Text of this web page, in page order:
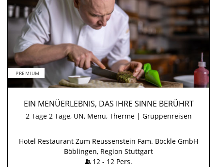
PREMIUM
EIN MENÜERLEBNIS, DAS IHRE SINNE BERÜHRT
2 Tage 2 Tage, ÜN, Menü, Therme | Gruppenreisen
Hotel Restaurant Zum Reussenstein Fam. Böckle GmbH
Böblingen, Region Stuttgart
12 - 12 Pers.